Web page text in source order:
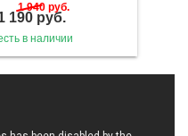
1 940 руб.
190 руб.
в наличии